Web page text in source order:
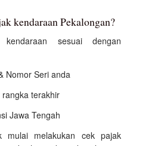
kendaraan Pekalongan?
sesuai dengan
Nomor Seri anda
terakhir
Jawa Tengah
mulai melakukan cek pajak